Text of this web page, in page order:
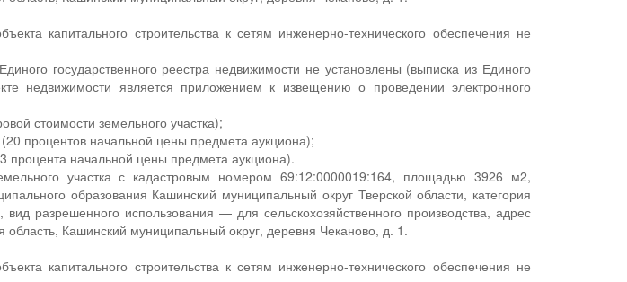
капитального строительства к сетям инженерно-технического обеспечения не
государственного реестра недвижимости не установлены (выписка из Единого
недвижимости является приложением к извещению о проведении электронного
стоимости земельного участка);
процентов начальной цены предмета аукциона);
начальной цены предмета аукциона).
участка с кадастровым номером 69:12:0000019:164, площадью 3926 м2,
образования Кашинский муниципальный округ Тверской области, категория
разрешенного использования — для сельскохозяйственного производства, адрес
Кашинский муниципальный округ, деревня Чеканово, д. 1.
капитального строительства к сетям инженерно-технического обеспечения не